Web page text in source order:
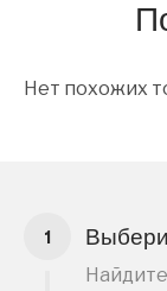
Нет похожих